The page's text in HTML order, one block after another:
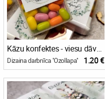
Kāzu konfektes - viesu dāvanas
Dizaina darbnīca ''Ozollapa'' 1.20 €